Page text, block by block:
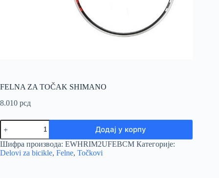
FELNA ZA TOČAK SHIMANO
8.010 рсд
FELNA
ZA
TOČAK
SHIMANO
количина
Додај у корпу
Шифра производа: EWHRIM2UFEBCM Категорије:
Delovi za bicikle, Felne, Točkovi